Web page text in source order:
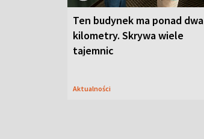
Ten budynek ma ponad dwa
kilometry. Skrywa wiele
tajemnic
Aktualności